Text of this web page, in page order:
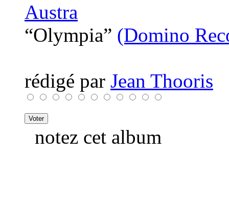
Austra
“Olympia” (Domino
rédigé par Jean Thooris
notez cet album